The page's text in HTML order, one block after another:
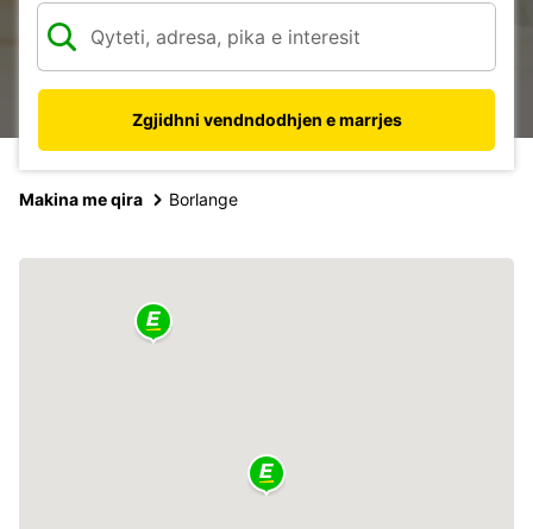
Zgjidhni vendndodhjen e marrjes
Makina me qira Borlange